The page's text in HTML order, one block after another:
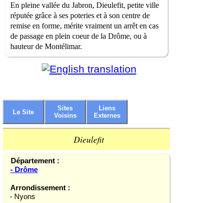
En pleine vallée du Jabron, Dieulefit, petite ville
réputée grâce à ses poteries et à son centre de
remise en forme, mérite vraiment un arrêt en cas
de passage en plein coeur de la Drôme, ou à
hauteur de Montélimar.
Le Site
Sites
Voisins
Liens
Externes
Dieulefit
Département :
- Drôme
Arrondissement :
- Nyons